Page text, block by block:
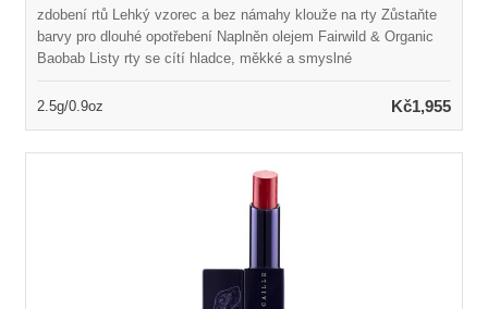
zdobení rtů Lehký vzorec a bez námahy klouže na rty Zůstaňte
barvy pro dlouhé opotřebení Naplněn olejem Fairwild & Organic
Baobab Listy rty se cítí hladce, měkké a smyslné
2.5g/0.9oz Kč1,955